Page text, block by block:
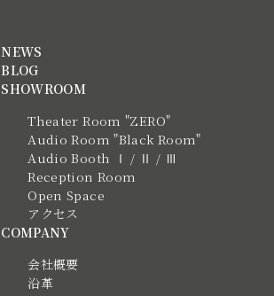
NEWS
BLOG
SHOWROOM
Theater Room "ZERO"
Audio Room "Black Room"
Audio Booth Ⅰ / Ⅱ / Ⅲ
Reception Room
Open Space
アクセス
COMPANY
会社概要
沿革